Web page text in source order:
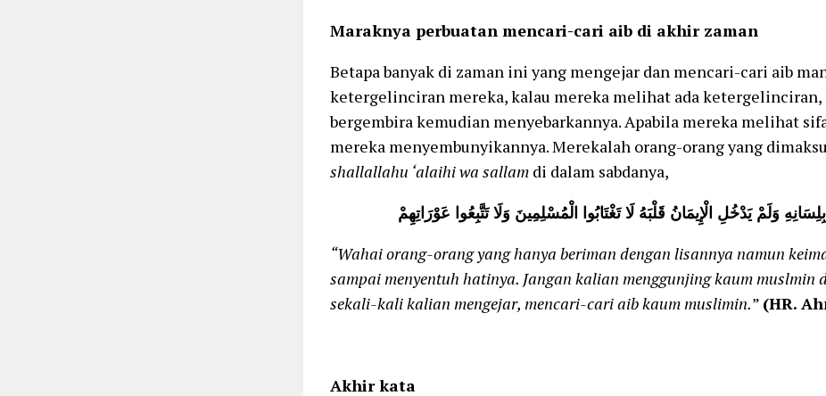
Maraknya perbuatan mencari-cari aib di akhir zaman
Betapa banyak di zaman ini yang mengejar dan mencari-cari aib
ketergelinciran mereka, kalau mereka melihat ada ketergelinciran,
bergembira kemudian menyebarkannya. Apabila mereka melihat
mereka menyembunyikannya. Merekalah orang-orang yang
shallallahu ‘alaihi wa sallam di dalam sabdanya,
وَلَمْ يَدْخُلِ الْإِيمَانُ قَلْبَهُ لَا تَغْتَابُوا الْمُسْلِمِينَ وَلَا تَتَّبِعُوا عَوْرَاتِهِمْ
“Wahai orang-orang yang hanya beriman dengan lisannya namun
sampai menyentuh hatinya. Jangan kalian menggunjing kaum muslmin
sekali-kali kalian mengejar, mencari-cari aib kaum muslimin.” (HR.
Akhir kata